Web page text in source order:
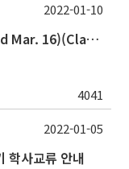
2022학년도 1학기 강의시간표(revised Mar. 16)(Class schedule, 2022 Spring semester)
4041
2022-01-10
학사교류 안내
2022-01-05